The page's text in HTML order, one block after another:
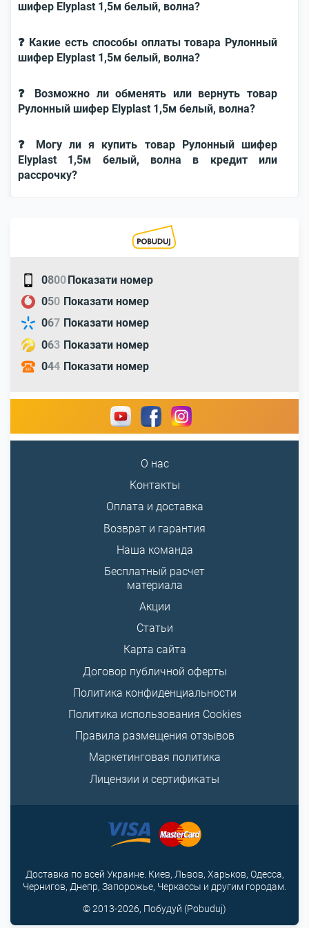
шифер Elyplast 1,5м белый, волна?
❓ Какие есть способы оплаты товара Рулонный
шифер Elyplast 1,5м белый, волна?
❓ Возможно ли обменять или вернуть товар
Рулонный шифер Elyplast 1,5м белый, волна?
❓ Могу ли я купить товар Рулонный шифер
Elyplast 1,5м белый, волна в кредит или
рассрочку?
0800Показати номер
050 Показати номер
067 Показати номер
063 Показати номер
044 Показати номер
О нас
Контакты
Оплата и доставка
Возврат и гарантия
Наша команда
Бесплатный расчет
материала
Акции
Статьи
Карта сайта
Договор публичной оферты
Политика конфиденциальности
Политика использования Cookies
Правила размещения отзывов
Маркетинговая политика
Лицензии и сертификаты
© 2013-2026, Побудуй (Pobuduj)
Доставка по всей Украине. Киев, Львов, Харьков, Одесса,
Чернигов, Днепр, Запорожье, Черкассы и другим городам.